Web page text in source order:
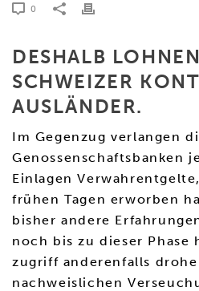
0
DESHALB
SCHWEIZER
AUSLÄNDER.
Im Gegenzug verlangen
Genossenschaftsbanken
Einlagen
frühen Tagen erworben
bisher andere
noch bis zu dieser Phase
zugriff anderenfalls
nachweislichen